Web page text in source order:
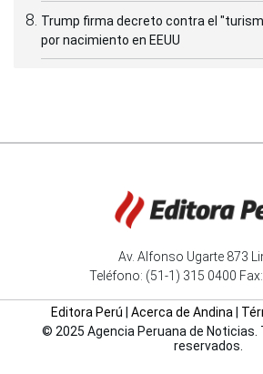
Trump firma decreto contra el
por nacimiento en EEUU
Av. Alfonso Ugarte 873
Teléfono: (51-1) 315 0400
Editora Perú Acerca de Andina|
© 2025 Agencia Peruana de Noticias.
reservados.